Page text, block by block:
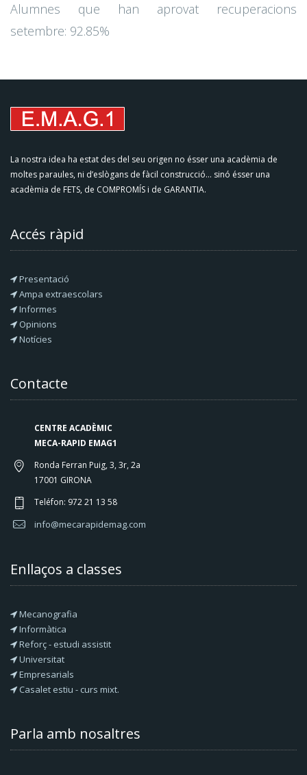
Alumnes que han aprovat recuperacions
setembre: 92.85%
La nostra idea ha estat des del seu origen no ésser una acadèmia de
moltes paraules, ni d’eslògans de fàcil construcció... sinó ésser una
acadèmia de FETS, de COMPROMÍS i de GARANTIA.
Accés ràpid
Presentació
Ampa extraescolars
Informes
Opinions
Notícies
Contacte
CENTRE ACADÈMIC
MECA-RAPID EMAG1
Ronda Ferran Puig, 3, 3r, 2a
17001 GIRONA
Teléfon: 972 21 13 58
info@mecarapidemag.com
Enllaços a classes
Mecanografia
Informàtica
Reforç - estudi assistit
Universitat
Empresarials
Casalet estiu - curs mixt.
Parla amb nosaltres